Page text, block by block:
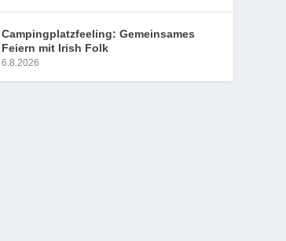
Campingplatzfeeling: Gemeinsames
Feiern mit Irish Folk
6.8.2026